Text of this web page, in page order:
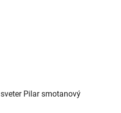
Pilar smotanový